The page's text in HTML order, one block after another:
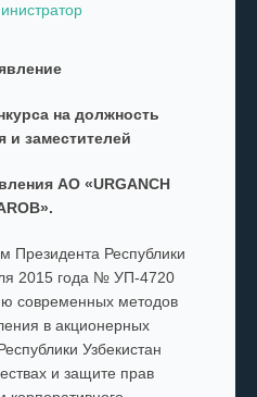
на должность
и заместителей
АО «URGANCH
Президента Республики
2015 года № УП-4720
современных методов
в акционерных
Узбекистан
и защите прав